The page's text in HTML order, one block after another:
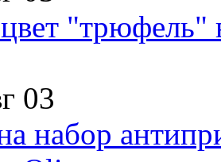
"трюфель"
03
набор